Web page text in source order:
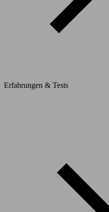
Erfahrungen & Tests